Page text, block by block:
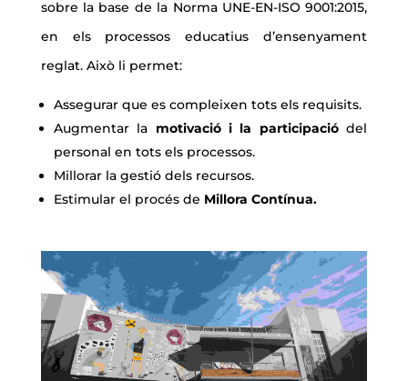
sobre la base de la Norma UNE-EN-ISO 9001:2015,
en els processos educatius d’ensenyament
reglat. Això li permet:
Assegurar que es compleixen tots els requisits.
Augmentar la motivació i la participaciódel
personal en tots els processos.
Millorar la gestió dels recursos.
Estimular el procés de Millora Contínua.